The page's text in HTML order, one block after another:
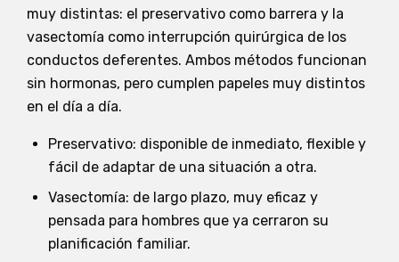
muy distintas: el preservativo como barrera y la
vasectomía como interrupción quirúrgica de los
conductos deferentes. Ambos métodos funcionan
sin hormonas, pero cumplen papeles muy distintos
en el día a día.
Preservativo: disponible de inmediato, flexible y
fácil de adaptar de una situación a otra.
Vasectomía: de largo plazo, muy eficaz y
pensada para hombres que ya cerraron su
planificación familiar.